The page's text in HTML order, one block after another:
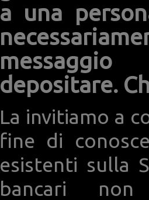
a una
depositare.
La invitiamo a
fine di
esistenti sulla
bancari non